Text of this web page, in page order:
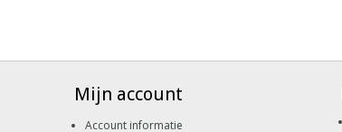
Mijn account
Account informatie